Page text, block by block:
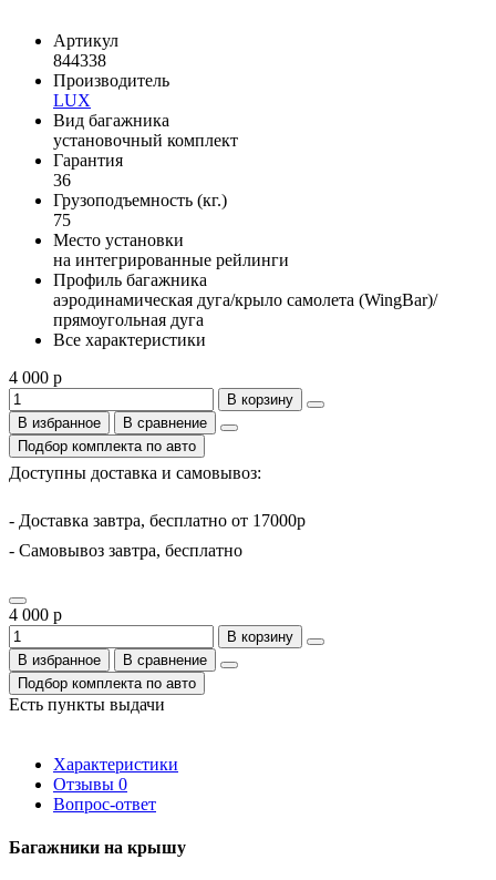
Артикул
844338
Производитель
LUX
Вид багажника
установочный комплект
Гарантия
36
Грузоподъемность (кг.)
75
Место установки
на интегрированные рейлинги
Профиль багажника
аэродинамическая дуга/крыло самолета (WingBar)/
прямоугольная дуга
Все характеристики
4 000 р
В корзину
В избранное
В сравнение
Подбор комплекта по авто
Доступны доставка и самовывоз:
- Доставка завтра, бесплатно от 17000р
- Самовывоз завтра, бесплатно
4 000 р
В корзину
В избранное
В сравнение
Подбор комплекта по авто
Есть пункты выдачи
Характеристики
Отзывы 0
Вопрос-ответ
Багажники на крышу